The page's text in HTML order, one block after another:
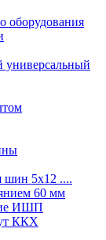
оборудования
шин 5х12 ....
60 мм
ИШП
ККХ